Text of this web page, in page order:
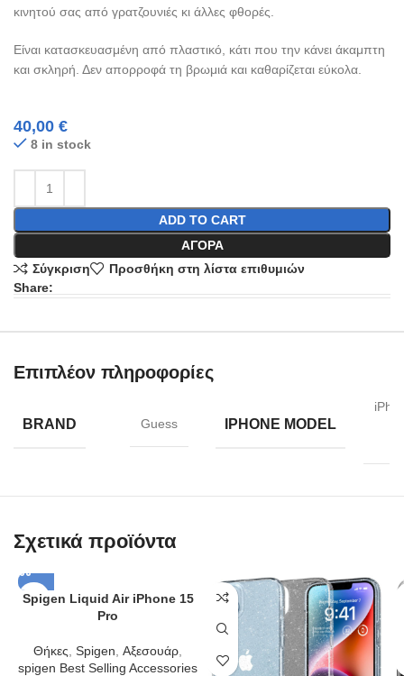
κινητού σας από γρατζουνιές κι άλλες φθορές.
Είναι κατασκευασμένη από πλαστικό, κάτι που την κάνει άκαμπτη
και σκληρή. Δεν απορροφά τη βρωμιά και καθαρίζεται εύκολα.
40,00€
8 in stock
ADD TO CART
ΑΓΟΡΆ
Σύγκριση
Προσθήκη στη λίστα επιθυμιών
Share:
Επιπλέον πληροφορίες
BRAND Guess IPHONE MODEL
Σχετικά προϊόντα
Spigen Liquid Air iPhone 15
Pro
Θήκες Spigen Αξεσουάρ
spigen Best Selling Accessories